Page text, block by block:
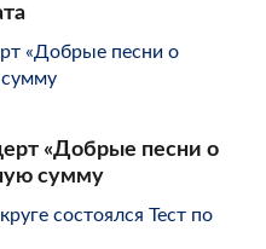
«Добрые песни о
сумму